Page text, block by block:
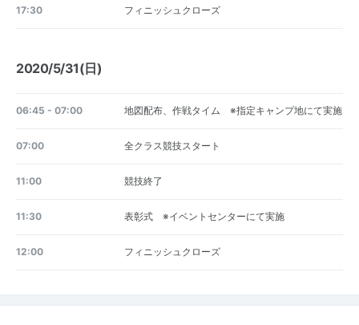
17:30 フィニッシュクローズ
2020/5/31(日)
06:45 - 07:00 地図配布、作戦タイム ※指定キャンプ地にて実施
07:00 全クラス競技スタート
11:00 競技終了
11:30 表彰式 ※イベントセンターにて実施
12:00 フィニッシュクローズ